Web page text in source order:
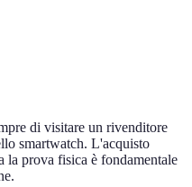
di visitare un rivenditore
smartwatch. L'acquisto
prova fisica è fondamentale